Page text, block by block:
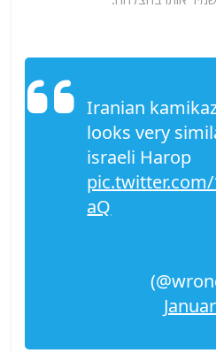
Iranian
looks very
israeli Harop
aQ